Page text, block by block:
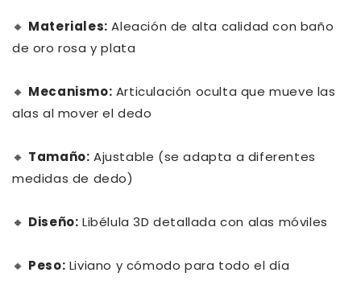
🔸 Materiales: Aleación de alta calidad con baño
de oro rosa y plata
🔸 Mecanismo: Articulación oculta que mueve las
alas al mover el dedo
🔸 Tamaño: Ajustable (se adapta a diferentes
medidas de dedo)
🔸 Diseño: Libélula 3D detallada con alas móviles
🔸 Peso: Liviano y cómodo para todo el día